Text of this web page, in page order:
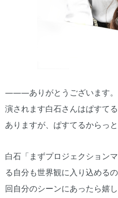
―――ありがとうございます。
演されます白石さんはぱすて
ありますが、ぱすてるからっ
白石「まずプロジェクション
る自分も世界観に入り込める
回自分のシーンにあったら嬉